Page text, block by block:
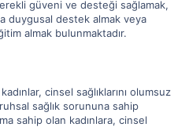
güveni ve desteği sağlamak,
duygusal destek almak veya
almak bulunmaktadır.
cinsel sağlıklarını olumsuz
sağlık sorununa sahip
sahip olan kadınlara, cinsel